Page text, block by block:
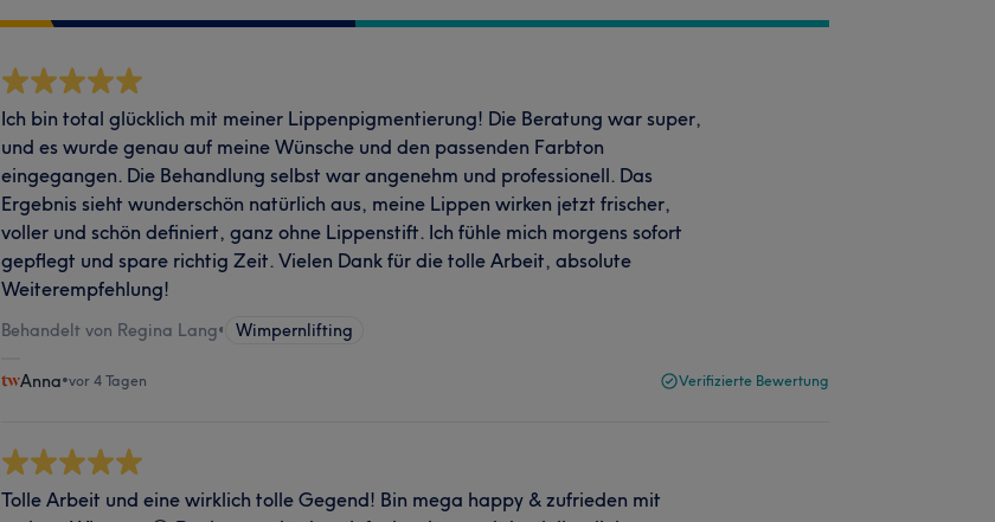
Ich bin total glücklich mit meiner Lippenpigmentierung! Die Beratung war super,
und es wurde genau auf meine Wünsche und den passenden Farbton
eingegangen. Die Behandlung selbst war angenehm und professionell. Das
Ergebnis sieht wunderschön natürlich aus, meine Lippen wirken jetzt frischer,
voller und schön definiert, ganz ohne Lippenstift. Ich fühle mich morgens sofort
gepflegt und spare richtig Zeit. Vielen Dank für die tolle Arbeit, absolute
Weiterempfehlung!
Behandelt von Regina Lang• Wimpernlifting
Anna•vor 4 Tagen Verifizierte Bewertung
Tolle Arbeit und eine wirklich tolle Gegend! Bin mega happy & zufrieden mit